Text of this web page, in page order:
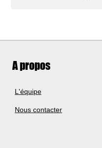
A propos
L'équipe
Nous contacter